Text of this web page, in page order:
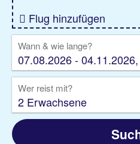
Flug hinzufügen
Wann & wie lange?
07.08.2026 -
Wer reist mit?
2 Erwachsene